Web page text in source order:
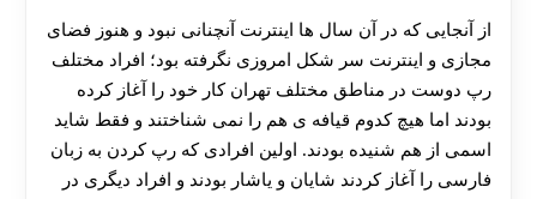
از آنجایی که در آن سال ها اینترنت آنچنانی نبود و هنوز فضای
مجازی و اینترنت سر شکل امروزی نگرفته بود؛ افراد مختلف
رپ دوست در مناطق مختلف تهران کار خود را آغاز کرده
بودند اما هیچ کدوم قیافه ی هم را نمی شناختند و فقط شاید
اسمی از هم شنیده بودند. اولین افرادی که رپ کردن به زبان
فارسی را آغاز کردند شایان و یاشار بودند و افراد دیگری در